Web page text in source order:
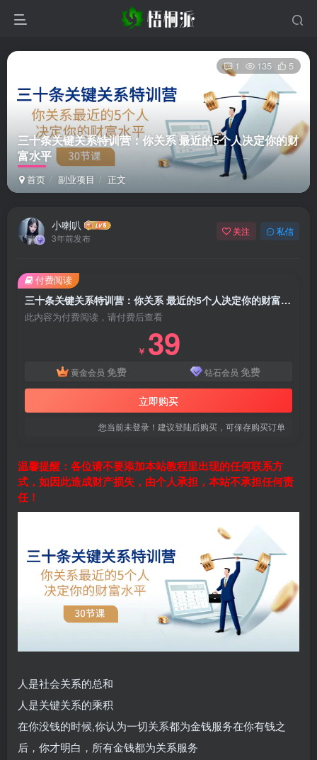
三十条关键关系特训营：你关系 最近的5个人决定你的财
富水平
首页 副业项目 正文
1 135 5
小喇叭
3年前发布
关注 私信
三十条关键关系特训营：你关系 最近的5个人决定你的财富水平
此内容为付费阅读，请付费后查看
￥ 39
黄金会员 免费 钻石会员 免费
立即购买
您当前未登录！建议登陆后购买，可保存购买订单
付费阅读
温馨提醒：各位请不要添加本站教程里出现的任何联系方
式，如因此造成财产损失，由个人承担，本站不承担任何责
任！
人是社会关系的总和
人是关键关系的乘积
在你没钱的时候,你认为一切关系都为金钱服务在你有钱之
后，你才明白，所有金钱都为关系服务